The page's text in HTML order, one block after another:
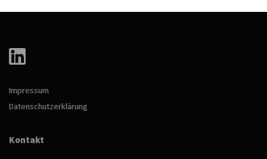
Impressum
Datenschutzerklärung
Kontakt